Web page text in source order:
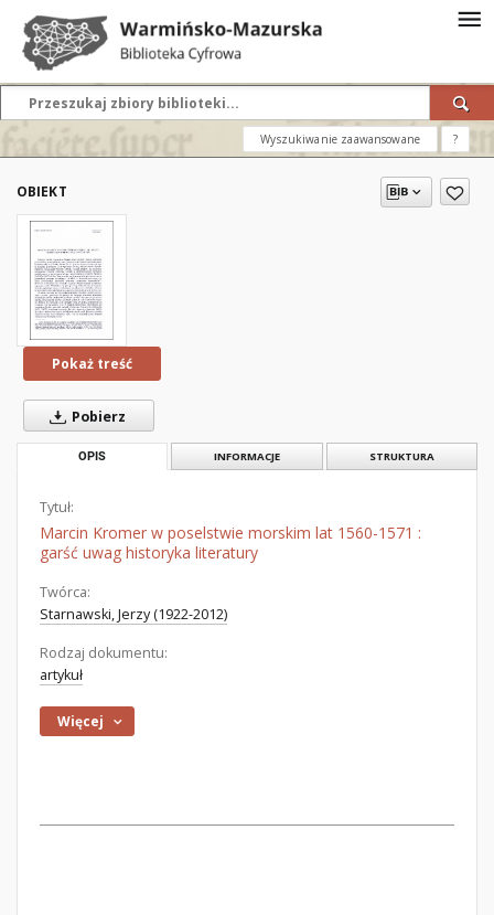
Wyszukiwanie zaawansowane ?
OBIEKT
Pokaż treść
Pobierz
OPIS INFORMACJE STRUKTURA
Tytuł:
Marcin Kromer w poselstwie morskim lat 1560-1571 :
garść uwag historyka literatury
Twórca:
Starnawski, Jerzy (1922-2012)
Rodzaj dokumentu:
artykuł
Więcej